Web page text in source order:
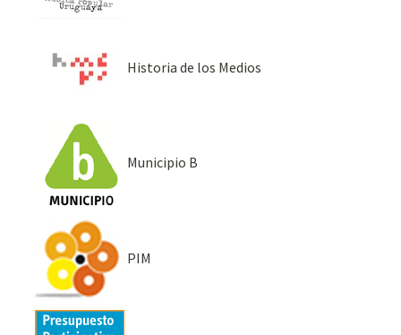
Historia de los Medios
Municipio B
PIM